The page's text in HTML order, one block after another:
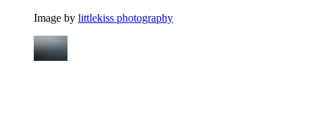
Image by littlekiss photography